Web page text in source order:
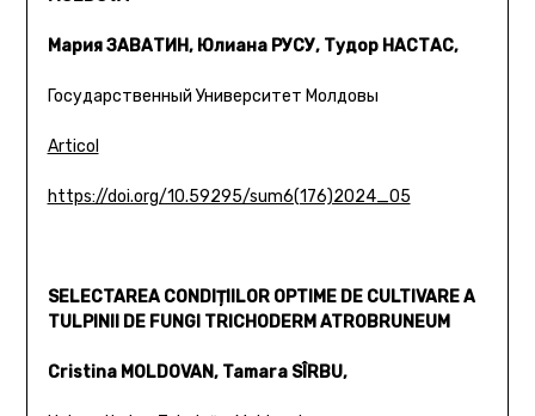
Мария ЗАВАТИН, Юлиана РУСУ, Тудор НАСТАС,
Государственный Университет Молдовы
Articol
https://doi.org/10.59295/sum6(176)2024_05
SELECTAREA CONDIȚIILOR OPTIME DE CULTIVARE A
TULPINII DE FUNGI TRICHODERM ATROBRUNEUM
Cristina MOLDOVAN, Tamara SÎRBU,